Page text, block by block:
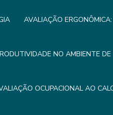
AVALIAÇÃO
NO AMBIENTE
OCUPACIONAL AO